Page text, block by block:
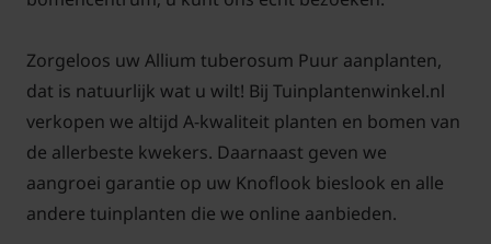
Knoflookbieslook past goed in de
volgende gerechten
Mediterrane gerechten, sauzen, roomkaasjes, harde
kazen en garnering.
Zorgeloos uw Allium tuberosum Puur aanplanten,
dat is natuurlijk wat u wilt! Bij Tuinplantenwinkel.nl
verkopen we altijd A-kwaliteit planten en bomen van
de allerbeste kwekers. Daarnaast geven we
aangroei garantie op uw Knoflook bieslook en alle
andere tuinplanten die we online aanbieden.